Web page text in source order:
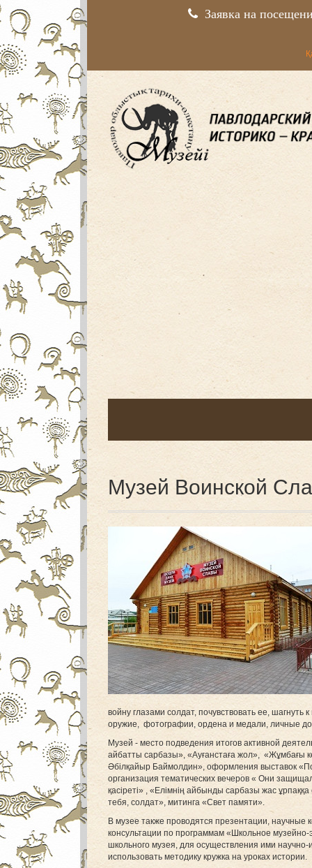
Заявка на
Музей Воинской
войну глазами солдат, почувствовать ее,
оружие, фотографии, ордена и медали, личные
Музей - место подведения итогов активной
айбатты сарбазы», «Ауғанстаға жол», «Жұмбағы
Әбілқайыр Баймолдин», оформления выставок
организация тематических вечеров « Они
қасіреті» , «Елімнің айбынды сарбазы жас
тебя, солдат», митинга «Свет памяти».
В музее также проводятся презентации,
консультации по программам «Школьное
школьного музея, для осуществления ими
использовать методику кружка на уроках истории.